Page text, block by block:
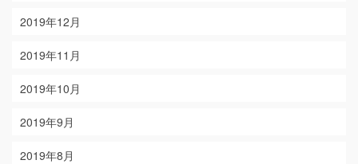
2019年12月
2019年11月
2019年10月
2019年9月
2019年8月